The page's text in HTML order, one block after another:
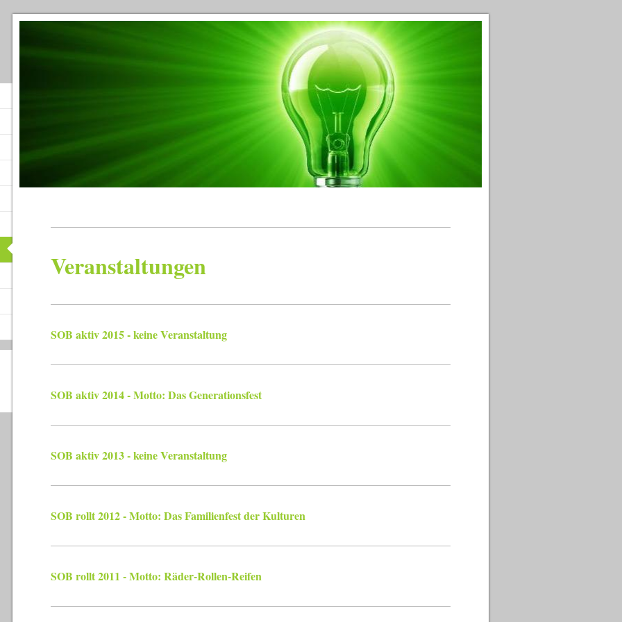
Veranstaltungen
SOB aktiv 2015 - keine Veranstaltung
SOB aktiv 2014 - Motto: Das Generationsfest
SOB aktiv 2013 - keine Veranstaltung
SOB rollt 2012 - Motto: Das Familienfest der Kulturen
SOB rollt 2011 - Motto: Räder-Rollen-Reifen